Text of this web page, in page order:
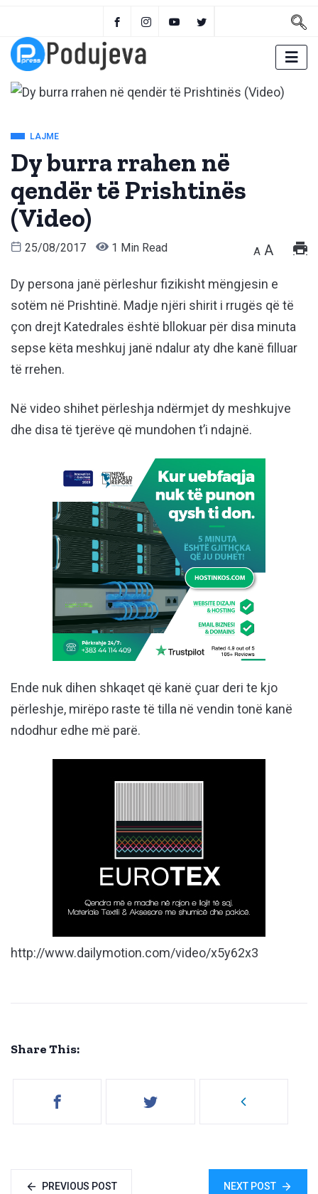
LAJME
Dy burra rrahen në
qendër të Prishtinës
(Video)
25/08/2017 1 Min Read A A
Dy persona janë përleshur fizikisht mëngjesin e
sotëm në Prishtinë. Madje njëri shirit i rrugës që të
çon drejt Katedrales është bllokuar për disa minuta
sepse këta meshkuj janë ndalur aty dhe kanë filluar
të rrehen.
Në video shihet përleshja ndërmjet dy meshkujve
dhe disa të tjerëve që mundohen t’i ndajnë.
Ende nuk dihen shkaqet që kanë çuar deri te kjo
përleshje, mirëpo raste të tilla në vendin tonë kanë
ndodhur edhe më parë.
http://www.dailymotion.com/video/x5y62x3
Share This:
PREVIOUS POST NEXT POST